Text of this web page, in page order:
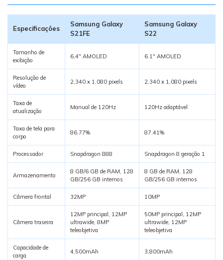
WeLastseen
O WeLastseen mantém seu WhatsApp conectado
e informado.
Especificações
Samsung Galaxy
S21FE
Samsung Galaxy
S22
Tamanho de
exibição
6,4" AMOLED 6.1" AMOLED
Resolução de
vídeo
2,340 x 1,080 pixels 2,340 x 1,080 pixels
Taxa de
atualização
Manual de 120Hz 120Hz adaptável
Taxa de tela para
corpo
86.77% 87.41%
Processador Snapdragon 888 Snapdragon 8 geração 1
Armazenamento
8 GB/6 GB de RAM, 128
GB/256 GB internos
8 GB de RAM, 128
GB/256 GB internos
Câmera frontal 32MP 10MP
Câmera traseira
12MP principal, 12MP
ultrawide, 8MP
teleobjetiva
50MP principal, 12MP
ultrawide, 12MP
teleobjetiva
Capacidade de
carga
4,500mAh 3,800mAh